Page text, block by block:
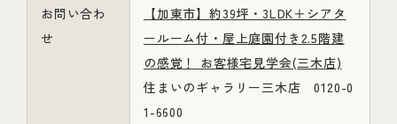
お問い合わ
せ
【加東市】約39坪・3LDK＋シアタ
ールーム付・屋上庭園付き2.5階建
の感覚！ お客様宅見学会(三木店)
住まいのギャラリー三木店 0120-0
1-6600